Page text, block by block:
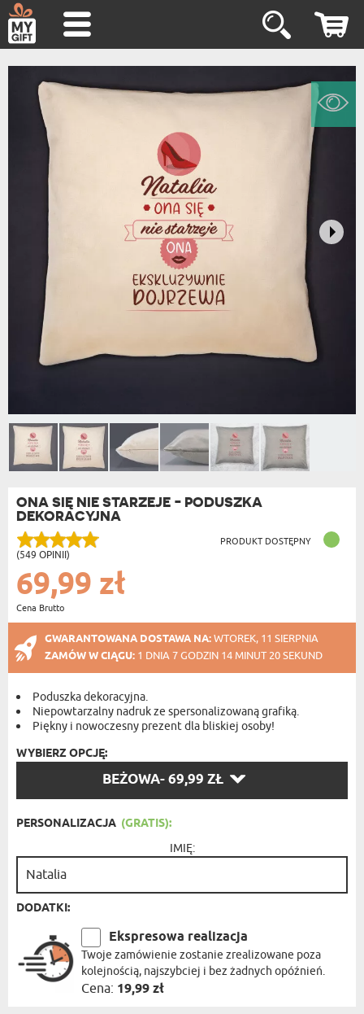
ONA SIĘ NIE STARZEJE - PODUSZKA
DEKORACYJNA
(549 OPINII)
PRODUKT DOSTĘPNY
69,99 zł
Cena Brutto
GWARANTOWANA DOSTAWA NA:WTOREK, 11 SIERPNIA
ZAMÓW W CIĄGU: 1 DNIA 7 GODZIN 14 MINUT 19 SEKUND
Poduszka dekoracyjna.
Niepowtarzalny nadruk ze spersonalizowaną grafiką.
Piękny i nowoczesny prezent dla bliskiej osoby!
WYBIERZ OPCJĘ:
BEŻOWA- 69,99 ZŁ
PERSONALIZACJA (GRATIS):
IMIĘ:
DODATKI:
Ekspresowa realizacja
Twoje zamówienie zostanie zrealizowane poza
kolejnością, najszybciej i bez żadnych opóźnień.
Cena: 19,99 zł